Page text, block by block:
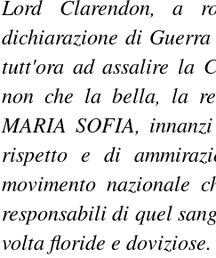
Lord Clarendon, a
dichiarazione di
tutt'ora ad assalire la
non che la bella, la
MARIA SOFIA,
rispetto e di
movimento nazionale
responsabili di quel
volta floride e doviziose.